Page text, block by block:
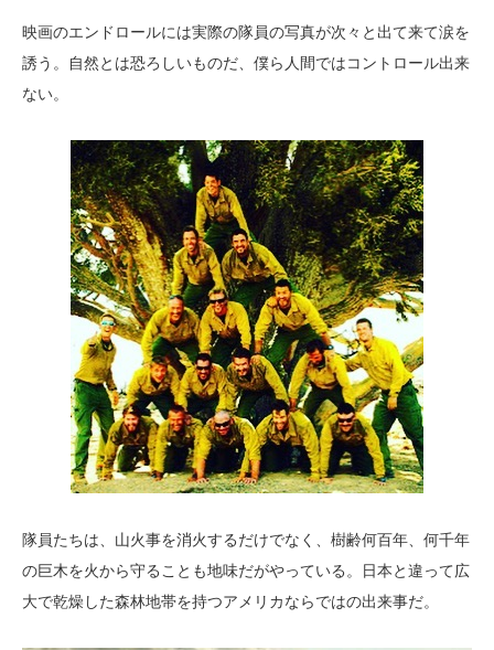
映画のエンドロールには実際の隊員の写真が次々と出て来て涙を
誘う。自然とは恐ろしいものだ、僕ら人間ではコントロール出来
ない。
隊員たちは、山火事を消火するだけでなく、樹齢何百年、何千年
の巨木を火から守ることも地味だがやっている。日本と違って広
大で乾燥した森林地帯を持つアメリカならではの出来事だ。